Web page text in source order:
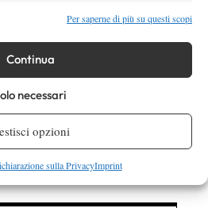
Per saperne di più su questi scopi
Continua
necessari
opzioni
sulla PrivacyImprint
un commento.